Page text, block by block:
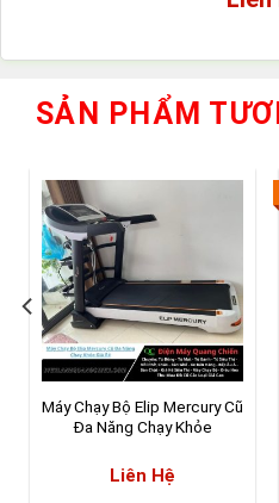
SẢN PHẨM
Máy Chạy Bộ Elip Mercury Cũ
Đa Năng Chạy Khỏe
Liên Hệ